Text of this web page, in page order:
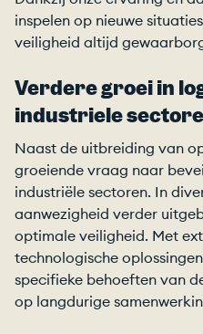
inspelen op nieuwe
veiligheid altijd
Verdere groei in
industriële
Naast de uitbreiding van
groeiende vraag naar
industriële sectoren. In
aanwezigheid verder
optimale veiligheid. Met
technologische
specifieke behoeften van
op langdurige